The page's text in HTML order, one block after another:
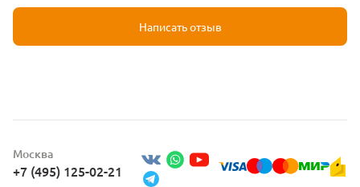
Написать отзыв
Москва
+7 (495) 125-02-21